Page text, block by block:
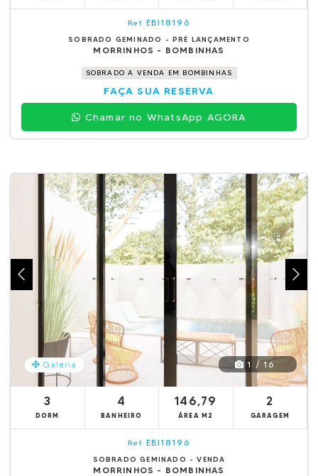
Ref. EBI18196
SOBRADO GEMINADO - PRÉ LANÇAMENTO
MORRINHOS - BOMBINHAS
SOBRADO A VENDA EM BOMBINHAS
FAÇA SUA RESERVA
Chamar no WhatsApp AGORA
Galeria 1 / 16
3
DORM
4
BANHEIRO
146,79
ÁREA M2
2
GARAGEM
Ref. EBI18196
SOBRADO GEMINADO - VENDA
MORRINHOS - BOMBINHAS